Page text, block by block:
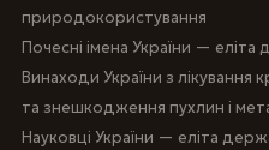
природокористування
Почесні імена України — еліта
Винаходи України з лікування
та знешкодження пухлин і
Науковці України — еліта